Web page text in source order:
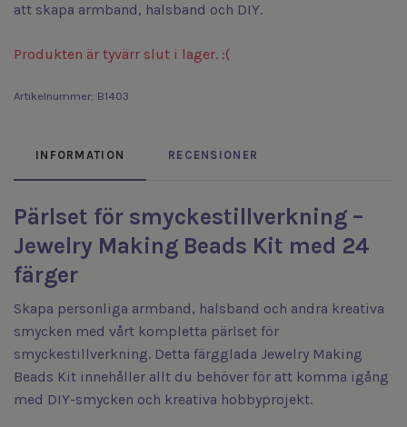
att skapa armband, halsband och DIY.
Produkten är tyvärr slut i lager. :(
Artikelnummer: B1403
INFORMATION RECENSIONER
Pärlset för smyckestillverkning –
Jewelry Making Beads Kit med 24
färger
Skapa personliga armband, halsband och andra kreativa
smycken med vårt kompletta pärlset för
smyckestillverkning. Detta färgglada Jewelry Making
Beads Kit innehåller allt du behöver för att komma igång
med DIY-smycken och kreativa hobbyprojekt.